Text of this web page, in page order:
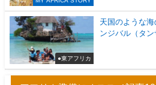
●東アフリカ
天国のような
ンジバル（タン